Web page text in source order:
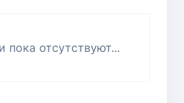
пока отсутствуют...